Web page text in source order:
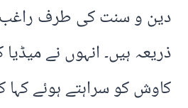
دین و سنت کی طرف راغب
ذریعہ ہیں۔ انہوں نے
کاوش کو سراہتے ہوئے